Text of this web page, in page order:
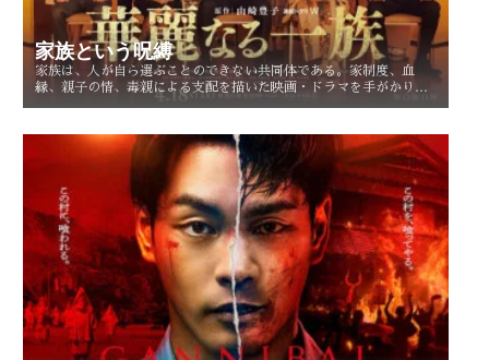
家族という呪縛
家族は、人が自ら選ぶことのできない共同体である。家制度、血
縁、親子の情、毒親による支配を描いた映画・ドラマを手がかり